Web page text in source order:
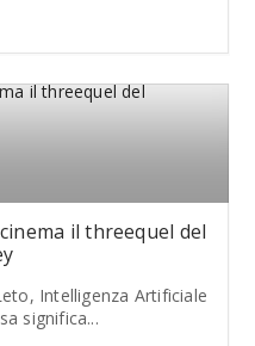
il threequel del
Intelligenza Artificiale
significa...